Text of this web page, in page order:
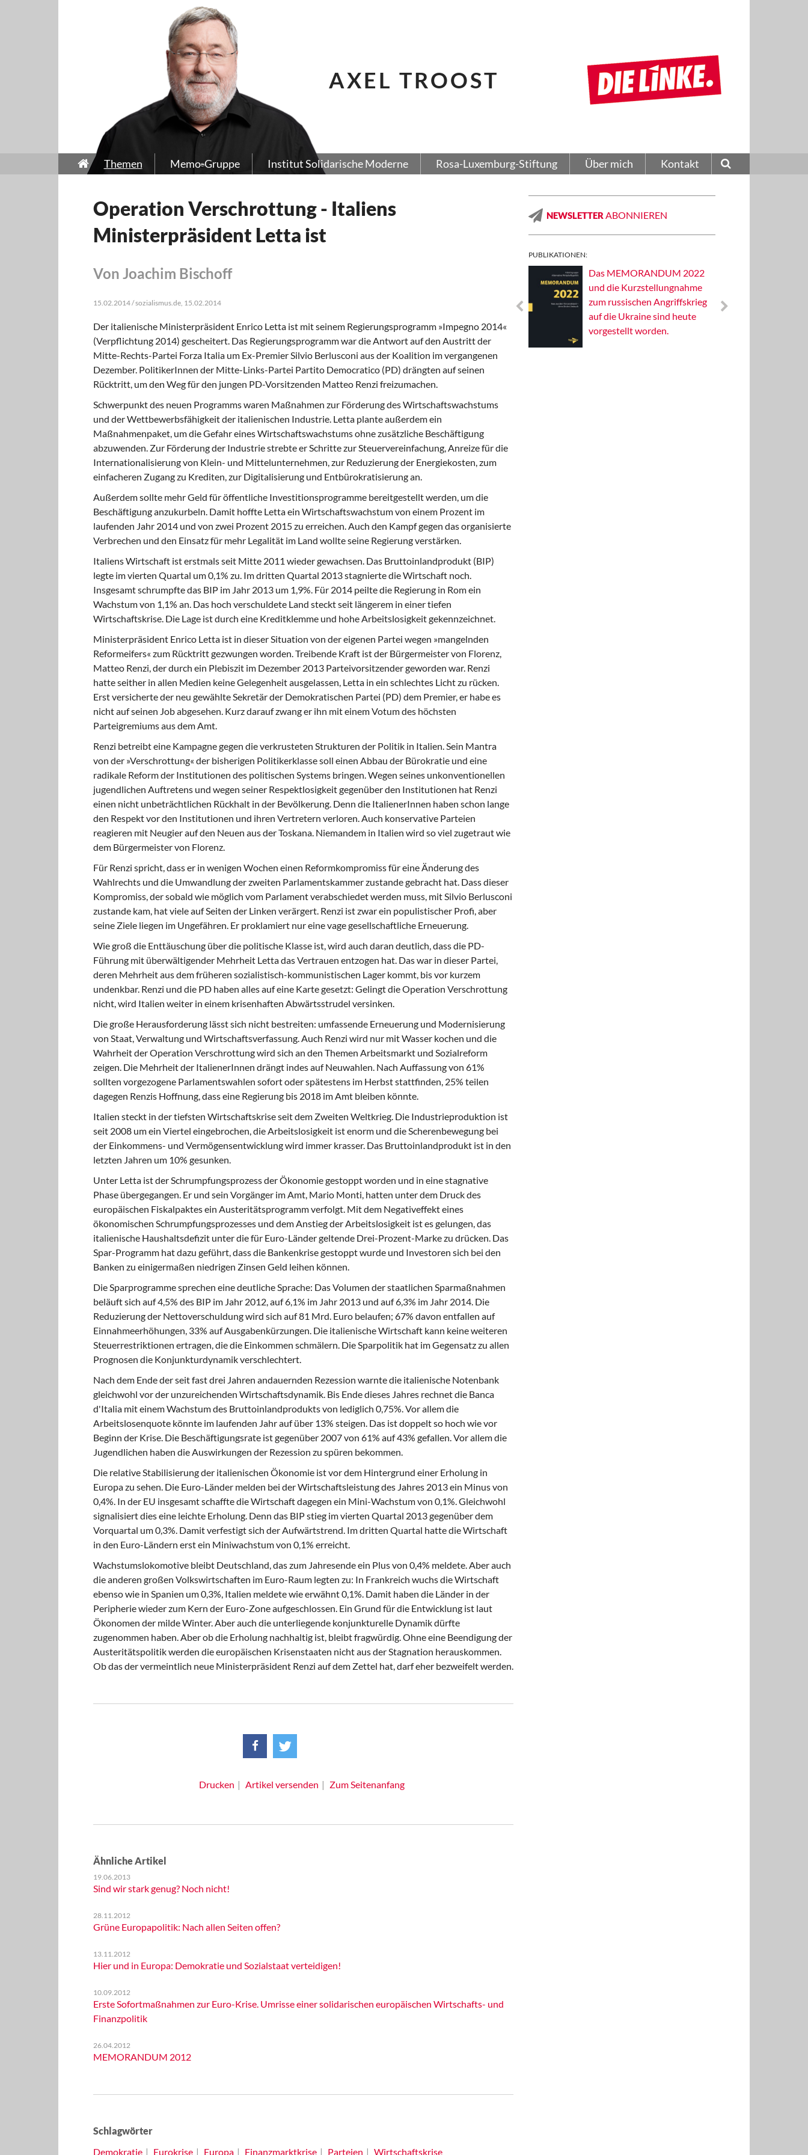
AXEL TROOST
Themen Memo-Gruppe Institut Solidarische Moderne Rosa-Luxemburg-Stiftung Über mich Kontakt
Operation Verschrottung - Italiens
Ministerpräsident Letta ist
Von Joachim Bischoff
15.02.2014 / sozialismus.de, 15.02.2014
Der italienische Ministerpräsident Enrico Letta ist mit seinem Regierungsprogramm »Impegno 2014«
(Verpflichtung 2014) gescheitert. Das Regierungsprogramm war die Antwort auf den Austritt der
Mitte-Rechts-Partei Forza Italia um Ex-Premier Silvio Berlusconi aus der Koalition im vergangenen
Dezember. PolitikerInnen der Mitte-Links-Partei Partito Democratico (PD) drängten auf seinen
Rücktritt, um den Weg für den jungen PD-Vorsitzenden Matteo Renzi freizumachen.
Schwerpunkt des neuen Programmswaren Maßnahmen zur Förderung des Wirtschaftswachstums
und der Wettbewerbsfähigkeit der italienischen Industrie. Letta plante außerdem ein
Maßnahmenpaket, um die Gefahr eines Wirtschaftswachstums ohne zusätzliche Beschäftigung
abzuwenden. Zur Förderung der Industrie strebte er Schritte zur Steuervereinfachung, Anreize für die
Internationalisierung von Klein- und Mittelunternehmen, zur Reduzierung der Energiekosten, zum
einfacheren Zugang zu Krediten, zur Digitalisierung und Entbürokratisierung an.
Außerdem sollte mehr Geld für öffentliche Investitionsprogramme bereitgestellt werden, um die
Beschäftigung anzukurbeln. Damit hoffte Letta ein Wirtschaftswachstum von einem Prozent im
laufenden Jahr 2014 und von zwei Prozent 2015 zu erreichen. Auch den Kampf gegen das organisierte
Verbrechen und den Einsatz für mehr Legalität im Land wollte seine Regierung verstärken.
Italiens Wirtschaft ist erstmalsseit Mitte 2011 wieder gewachsen. Das Bruttoinlandprodukt (BIP)
legte im vierten Quartal um 0,1% zu. Im dritten Quartal 2013 stagnierte die Wirtschaft noch.
Insgesamt schrumpfte das BIP im Jahr 2013 um 1,9%. Für 2014 peilte die Regierung in Rom ein
Wachstum von 1,1% an. Das hoch verschuldete Land steckt seit längerem in einer tiefen
Wirtschaftskrise. Die Lage ist durch eine Kreditklemme und hohe Arbeitslosigkeit gekennzeichnet.
Ministerpräsident Enrico Letta istin dieser Situation von der eigenen Partei wegen »mangelnden
Reformeifers« zum Rücktritt gezwungen worden. Treibende Kraft ist der Bürgermeister von Florenz,
Matteo Renzi, der durch ein Plebiszit im Dezember 2013 Parteivorsitzender geworden war. Renzi
hatte seither in allen Medien keine Gelegenheit ausgelassen, Letta in ein schlechtes Licht zu rücken.
Erst versicherte der neu gewählte Sekretär der Demokratischen Partei (PD) dem Premier, er habe es
nicht auf seinen Job abgesehen. Kurz darauf zwang er ihn mit einem Votum des höchsten
Parteigremiums aus dem Amt.
Renzi betreibt eine Kampagnegegen die verkrusteten Strukturen der Politik in Italien. Sein Mantra
von der »Verschrottung« der bisherigen Politikerklasse soll einen Abbau der Bürokratie und eine
radikale Reform der Institutionen des politischen Systems bringen. Wegen seines unkonventionellen
jugendlichen Auftretens und wegen seiner Respektlosigkeit gegenüber den Institutionen hat Renzi
einen nicht unbeträchtlichen Rückhalt in der Bevölkerung. Denn die ItalienerInnen haben schon lange
den Respekt vor den Institutionen und ihren Vertretern verloren. Auch konservative Parteien
reagieren mit Neugier auf den Neuen aus der Toskana. Niemandem in Italien wird so viel zugetraut wie
dem Bürgermeister von Florenz.
Für Renzi spricht, dass er in wenigen Wochen einen Reformkompromiss für eine Änderung des
Wahlrechts und die Umwandlung der zweiten Parlamentskammer zustande gebracht hat. Dass dieser
Kompromiss, der sobald wie möglich vom Parlament verabschiedet werden muss, mit Silvio Berlusconi
zustande kam, hat viele auf Seiten der Linken verärgert. Renzi ist zwar ein populistischer Profi, aber
seine Ziele liegen im Ungefähren. Er proklamiert nur eine vage gesellschaftliche Erneuerung.
Wie groß die Enttäuschungüber die politische Klasse ist, wird auch daran deutlich, dass die PD-
Führung mit überwältigender Mehrheit Letta das Vertrauen entzogen hat. Das war in dieser Partei,
deren Mehrheit aus dem früheren sozialistisch-kommunistischen Lager kommt, bis vor kurzem
undenkbar. Renzi und die PD haben alles auf eine Karte gesetzt: Gelingt die Operation Verschrottung
nicht, wird Italien weiter in einem krisenhaften Abwärtsstrudel versinken.
Die große Herausforderung lässt sich nicht bestreiten: umfassende Erneuerung und Modernisierung
von Staat, Verwaltung und Wirtschaftsverfassung. Auch Renzi wird nur mit Wasser kochen und die
Wahrheit der Operation Verschrottung wird sich an den Themen Arbeitsmarkt und Sozialreform
zeigen. Die Mehrheit der ItalienerInnen drängt indes auf Neuwahlen. Nach Auffassung von 61%
sollten vorgezogene Parlamentswahlen sofort oder spätestens im Herbst stattfinden, 25% teilen
dagegen Renzis Hoffnung, dass eine Regierung bis 2018 im Amt bleiben könnte.
Italien steckt in der tiefsten Wirtschaftskrise seit dem Zweiten Weltkrieg. Die Industrieproduktion ist
seit 2008 um ein Viertel eingebrochen, die Arbeitslosigkeit ist enorm und die Scherenbewegung bei
der Einkommens- und Vermögensentwicklung wird immer krasser. Das Bruttoinlandprodukt ist in den
letzten Jahren um 10% gesunken.
Unter Letta ist der Schrumpfungsprozessder Ökonomie gestoppt worden und in eine stagnative
Phase übergegangen. Er und sein Vorgänger im Amt, Mario Monti, hatten unter dem Druck des
europäischen Fiskalpaktes ein Austeritätsprogramm verfolgt. Mit dem Negativeffekt eines
ökonomischen Schrumpfungsprozesses und dem Anstieg der Arbeitslosigkeit ist es gelungen, das
italienische Haushaltsdefizit unter die für Euro-Länder geltende Drei-Prozent-Marke zu drücken. Das
Spar-Programm hat dazu geführt, dass die Bankenkrise gestoppt wurde und Investoren sich bei den
Banken zu einigermaßen niedrigen Zinsen Geld leihen können.
Die Sparprogramme sprechen eine deutlicheSprache: Das Volumen der staatlichen Sparmaßnahmen
beläuft sich auf 4,5% des BIP im Jahr 2012, auf 6,1% im Jahr 2013 und auf 6,3% im Jahr 2014. Die
Reduzierung der Nettoverschuldung wird sich auf 81 Mrd. Euro belaufen; 67% davon entfallen auf
Einnahmeerhöhungen, 33% auf Ausgabenkürzungen. Die italienische Wirtschaft kann keine weiteren
Steuerrestriktionen ertragen, die die Einkommen schmälern. Die Sparpolitik hat im Gegensatz zu allen
Prognosen die Konjunkturdynamik verschlechtert.
Nach dem Ende der seit fast drei Jahren andauernden Rezession warnte die italienische Notenbank
gleichwohl vor der unzureichenden Wirtschaftsdynamik. Bis Ende dieses Jahres rechnet die Banca
d'Italia mit einem Wachstum des Bruttoinlandprodukts von lediglich 0,75%. Vor allem die
Arbeitslosenquote könnte im laufenden Jahr auf über 13% steigen. Das ist doppelt so hoch wie vor
Beginn der Krise. Die Beschäftigungsrate ist gegenüber 2007 von 61% auf 43% gefallen. Vor allem die
Jugendlichen haben die Auswirkungen der Rezession zu spüren bekommen.
Die relative Stabilisierung der italienischen Ökonomie ist vor dem Hintergrund einer Erholung in
Europa zu sehen. Die Euro-Länder melden bei der Wirtschaftsleistung des Jahres 2013 ein Minus von
0,4%. In der EU insgesamt schaffte die Wirtschaft dagegen ein Mini-Wachstum von 0,1%. Gleichwohl
signalisiert dies eine leichte Erholung. Denn das BIP stieg im vierten Quartal 2013 gegenüber dem
Vorquartal um 0,3%. Damit verfestigt sich der Aufwärtstrend. Im dritten Quartal hatte die Wirtschaft
in den Euro-Ländern erst ein Miniwachstum von 0,1% erreicht.
Wachstumslokomotive bleibt Deutschland, das zum Jahresende ein Plus von 0,4% meldete. Aber auch
die anderen großen Volkswirtschaften im Euro-Raum legten zu: In Frankreich wuchs die Wirtschaft
ebenso wie in Spanien um 0,3%, Italien meldete wie erwähnt 0,1%. Damit haben die Länder in der
Peripherie wieder zum Kern der Euro-Zone aufgeschlossen. Ein Grund für die Entwicklung ist laut
Ökonomen der milde Winter. Aber auch die unterliegende konjunkturelle Dynamik dürfte
zugenommen haben. Aber ob die Erholung nachhaltig ist, bleibt fragwürdig. Ohne eine Beendigung der
Austeritätspolitik werden die europäischen Krisenstaaten nicht aus der Stagnation herauskommen.
Ob das der vermeintlich neue Ministerpräsident Renzi auf dem Zettel hat, darf eher bezweifelt werden.
Drucken Artikel versenden Zum Seitenanfang
Ähnliche Artikel
19.06.2013
Sind wir stark genug? Noch nicht!
28.11.2012
Grüne Europapolitik: Nach allen Seiten offen?
13.11.2012
Hier und in Europa: Demokratie und Sozialstaat verteidigen!
10.09.2012
Erste Sofortmaßnahmen zur Euro-Krise. Umrisse einer solidarischen europäischen Wirtschafts- und
Finanzpolitik
26.04.2012
MEMORANDUM 2012
Schlagwörter
Demokratie
Eurokrise Europa Finanzmarktkrise Parteien Wirtschaftskrise
NEWSLETTER ABONNIEREN
PUBLIKATIONEN:
Das MEMORANDUM 2022
und die Kurzstellungnahme
zum russischen Angriffskrieg
auf die Ukraine sind heute
vorgestellt worden.